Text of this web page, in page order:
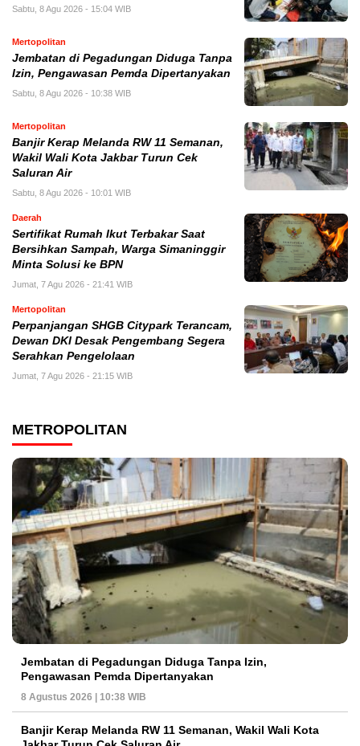
Sabtu, 8 Agu 2026 - 15:04 WIB
Mertopolitan
Jembatan di Pegadungan Diduga Tanpa
Izin, Pengawasan Pemda Dipertanyakan
Sabtu, 8 Agu 2026 - 10:38 WIB
Mertopolitan
Banjir Kerap Melanda RW 11 Semanan,
Wakil Wali Kota Jakbar Turun Cek
Saluran Air
Sabtu, 8 Agu 2026 - 10:01 WIB
Daerah
Sertifikat Rumah Ikut Terbakar Saat
Bersihkan Sampah, Warga Simaninggir
Minta Solusi ke BPN
Jumat, 7 Agu 2026 - 21:41 WIB
Mertopolitan
Perpanjangan SHGB Citypark Terancam,
Dewan DKI Desak Pengembang Segera
Serahkan Pengelolaan
Jumat, 7 Agu 2026 - 21:15 WIB
METROPOLITAN
Jembatan di Pegadungan Diduga Tanpa Izin,
Pengawasan Pemda Dipertanyakan
8 Agustus 2026 | 10:38 WIB
Banjir Kerap Melanda RW 11 Semanan, Wakil Wali Kota